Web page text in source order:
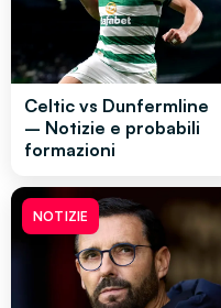
Celtic vs Dunfermline
– Notizie e probabili
formazioni
NOTIZIE